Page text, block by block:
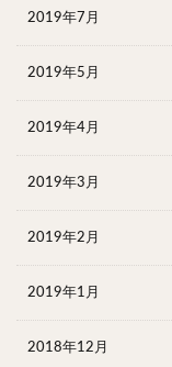
2019年7月
2019年5月
2019年4月
2019年3月
2019年2月
2019年1月
2018年12月